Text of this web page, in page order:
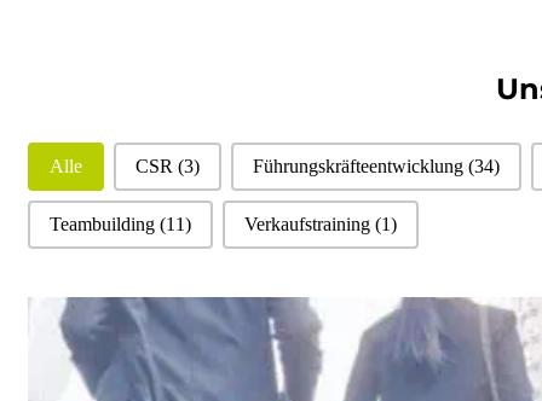
Filter Business
Alle CSR (3) Führungskräfteentwicklung (34)
Teambuilding (11) Verkaufstraining (1)